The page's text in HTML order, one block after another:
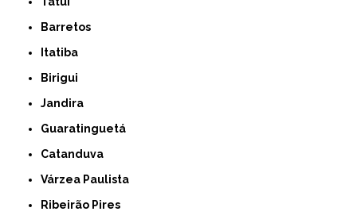
Barretos
Itatiba
Birigui
Jandira
Guaratinguetá
Catanduva
Várzea Paulista
Ribeirão Pires